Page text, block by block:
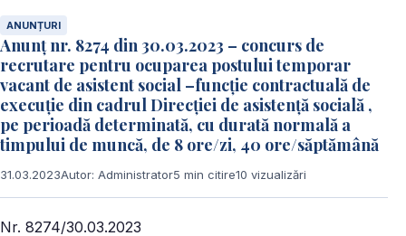
ANUNȚURI
Anunț nr. 8274 din 30.03.2023 – concurs de
recrutare pentru ocuparea postului temporar
vacant de asistent social –funcție contractuală de
execuție din cadrul Direcției de asistență socială ,
pe perioadă determinată, cu durată normală a
timpului de muncă, de 8 ore/zi, 40 ore/săptămână
31.03.2023Autor: Administrator5 min citire10 vizualizări
Nr. 8274/30.03.2023